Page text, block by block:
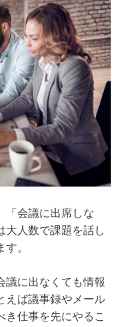
「会議に出席しな
大人数で課題を話し
。
議に出なくても情報
えば議事録やメール
き仕事を先にやるこ